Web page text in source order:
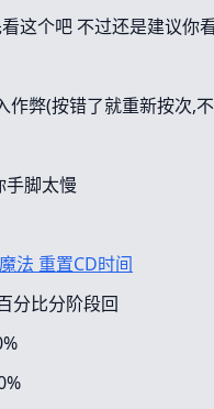
这个吧 不过还是建议你
弊(按错了就重新按次,
手脚太慢
法 重置CD时间
分比分阶段回